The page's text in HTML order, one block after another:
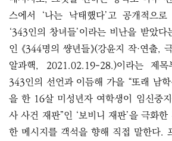
스에서 ‘나는 낙태했다’고 공개적으
‘343인의 창녀들’이라는 비난을 받았
인 《344명의 썅년들》(강윤지 작·연출,
알과핵, 2021.02.19-28.)이라는 제목
343인의 선언과 이듬해 가을 “또래 남
을 한 16살 미성년자 여학생이 임신중
사 사건 재판”인 ‘보비니 재판’을 극화
한 메시지를 객석을 향해 직접 말한다.